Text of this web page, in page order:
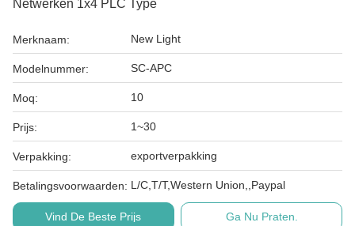
Netwerken 1x4 PLC Type
Merknaam: New Light
Modelnummer: SC-APC
Moq: 10
Prijs: 1~30
Verpakking: exportverpakking
Betalingsvoorwaarden: L/C,T/T,Western Union,,Paypal
Vind De Beste Prijs Ga Nu Praten.